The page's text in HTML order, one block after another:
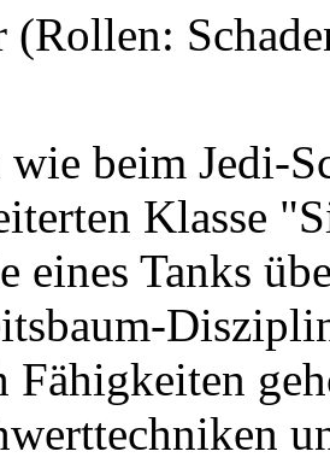
(Rollen:
beim Jedi-
Klasse
eines Tanks
Fähigkeiten